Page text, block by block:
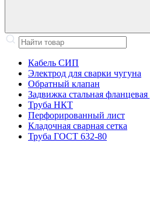
Кабель СИП
Электрод для сварки чугуна
Обратный клапан
Задвижка стальная
Труба НКТ
Перфорированный лист
Кладочная сварная сетка
Труба ГОСТ 632-80